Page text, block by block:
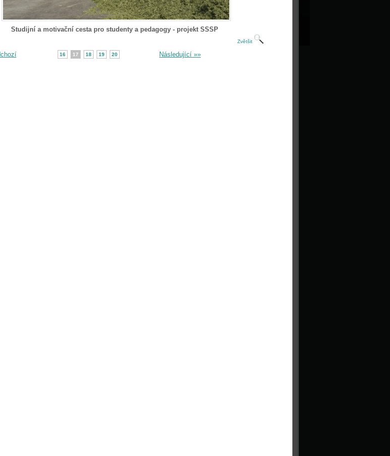
Studijní a motivační cesta pro studenty a pedagogy - projekt SSSP
Zvětšit
16 17 18 19 20 Následující »»